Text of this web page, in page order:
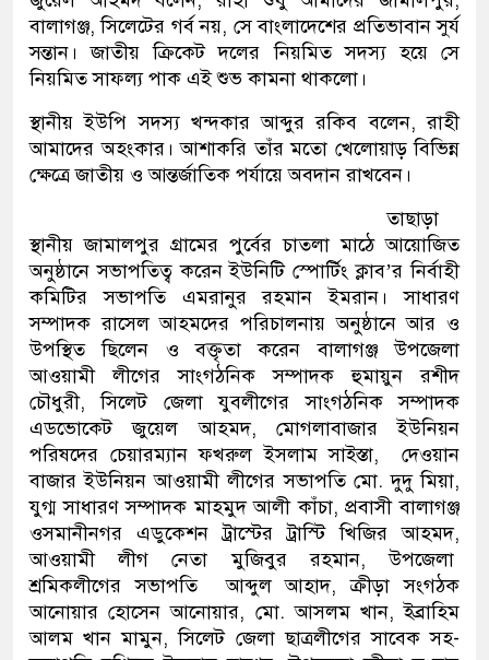
বালাগঞ্জ, সিলেটের গর্ব নয়, সে বাংলাদেশের প্রতিভাবান সুর্য
সন্তান। জাতীয় ক্রিকেট দলের নিয়মিত সদস্য হয়ে সে
নিয়মিত সাফল্য পাক এই শুভ কামনা থাকলো।
স্থানীয় ইউপি সদস্য খন্দকার আব্দুর রকিব বলেন, রাহী
আমাদের অহংকার। আশাকরি তাঁর মতো খেলোয়াড় বিভিন্ন
ক্ষেত্রে জাতীয় ও আন্তর্জাতিক পর্যায়ে অবদান রাখবেন।
তাছাড়া
স্থানীয় জামালপুর গ্রামের পুর্বের চাতলা মাঠে আয়োজিত
অনুষ্ঠানে সভাপতিত্ব করেন ইউনিটি স্পোর্টিং ক্লাব’র নির্বাহী
কমিটির সভাপতি এমরানুর রহমান ইমরান। সাধারণ
সম্পাদক রাসেল আহমদের পরিচালনায় অনুষ্ঠানে আর ও
উপস্থিত ছিলেন ও বক্তৃতা করেন বালাগঞ্জ উপজেলা
আওয়ামী লীগের সাংগঠনিক সম্পাদক হুমায়ুন রশীদ
চৌধুরী, সিলেট জেলা যুবলীগের সাংগঠনিক সম্পাদক
এডভোকেট জুয়েল আহমদ, মোগলাবাজার ইউনিয়ন
পরিষদের চেয়ারম্যান ফখরুল ইসলাম সাইস্তা, দেওয়ান
বাজার ইউনিয়ন আওয়ামী লীগের সভাপতি মো. দুদু মিয়া,
যুগ্ম সাধারণ সম্পাদক মাহমুদ আলী কাঁচা, প্রবাসী বালাগঞ্জ
ওসমানীনগর এডুকেশন ট্রাস্টের ট্রাস্টি খিজির আহমদ,
আওয়ামী লীগ নেতা মুজিবুর রহমান, উপজেলা
শ্রমিকলীগের সভাপতি আব্দুল আহাদ, ক্রীড়া সংগঠক
আনোয়ার হোসেন আনোয়ার, মো. আসলম খান, ইব্রাহিম
আলম খান মামুন, সিলেট জেলা ছাত্রলীগের সাবেক সহ-